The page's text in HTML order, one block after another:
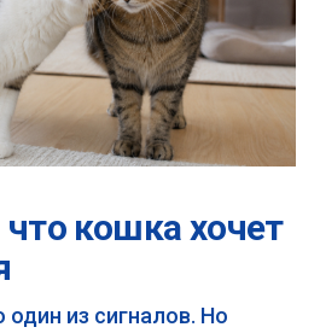
кошка хочет
один из сигналов. Но